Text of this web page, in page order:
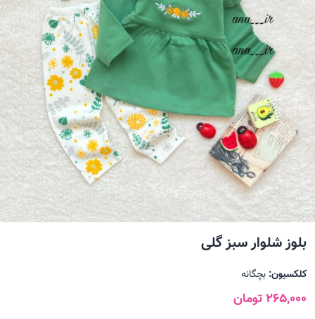
بلوز شلوار سبز گلی
کلکسیون: بچگانه
265,000 تومان